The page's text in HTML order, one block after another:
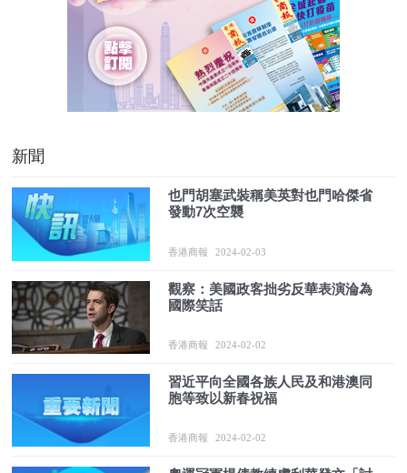
新聞
也門胡塞武裝稱美英對也門哈傑省
發動7次空襲
香港商報 2024-02-03
觀察：美國政客拙劣反華表演淪為
國際笑話
香港商報 2024-02-02
習近平向全國各族人民及和港澳同
胞等致以新春祝福
香港商報 2024-02-02